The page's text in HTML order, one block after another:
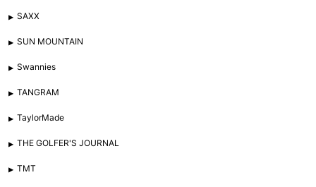
SAXX
SUN MOUNTAIN
Swannies
TANGRAM
TaylorMade
THE GOLFER'S JOURNAL
TMT